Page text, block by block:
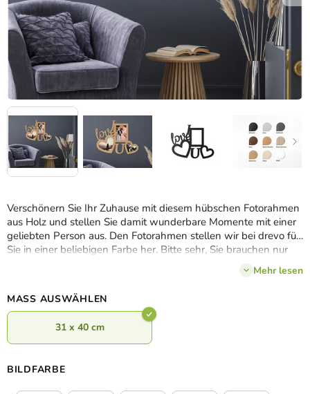
Verschönern Sie Ihr Zuhause mit diesem hübschen Fotorahmen
aus Holz und stellen Sie damit wunderbare Momente mit einer
geliebten Person aus. Den Fotorahmen stellen wir bei drevo für
Sie in einer beliebigen Farbe her. Bitte sehr, Sie brauchen nur
Mehr lesen
MASS AUSWÄHLEN
31 x 40 cm
BILDFARBE